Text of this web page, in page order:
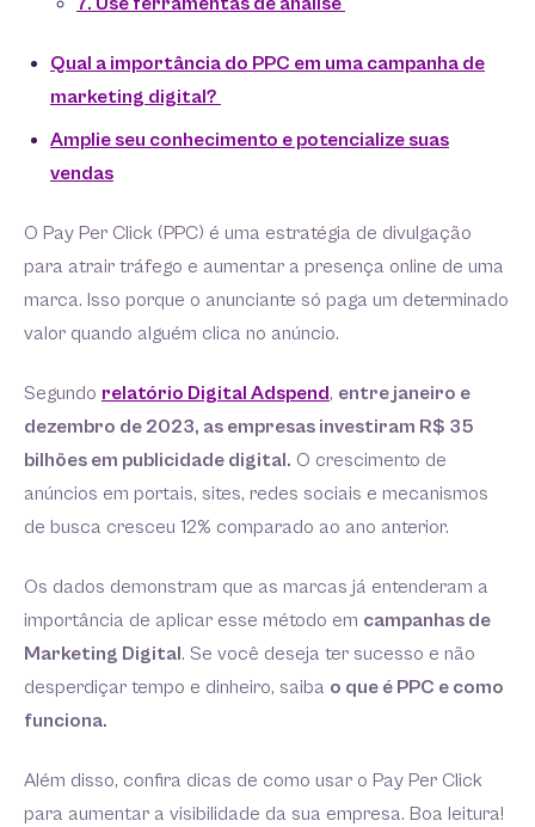
Qual a importância do PPC em uma campanha de
marketing digital?
Amplie seu conhecimento e potencialize suas
vendas
O Pay Per Click (PPC) é uma estratégia de divulgação
para atrair tráfego e aumentar a presença online de uma
marca. Isso porque o anunciante só paga um determinado
valor quando alguém clica no anúncio.
Segundo relatório Digital Adspend, entre janeiro e
dezembro de 2023, as empresas investiram R$ 35
bilhões em publicidade digital. O crescimento de
anúncios em portais, sites, redes sociais e mecanismos
de busca cresceu 12% comparado ao ano anterior.
Os dados demonstram que as marcas já entenderam a
importância de aplicar esse método em campanhas de
Marketing Digital. Se você deseja ter sucesso e não
desperdiçar tempo e dinheiro, saiba o que é PPC e como
funciona.
Além disso, confira dicas de como usar o Pay Per Click
para aumentar a visibilidade da sua empresa. Boa leitura!